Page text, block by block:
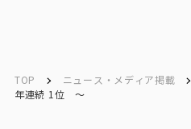
TOP ニュース・メディア掲載
年連続 1位 ～